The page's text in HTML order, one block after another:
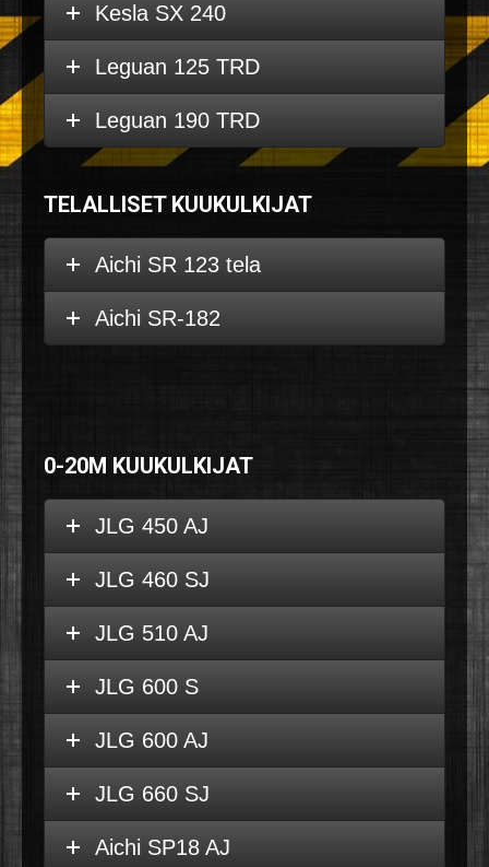
Kesla SX 240
Leguan 125 TRD
Leguan 190 TRD
TELALLISET KUUKULKIJAT
Aichi SR 123 tela
Aichi SR-182
0-20M KUUKULKIJAT
JLG 450 AJ
JLG 460 SJ
JLG 510 AJ
JLG 600 S
JLG 600 AJ
JLG 660 SJ
Aichi SP18 AJ